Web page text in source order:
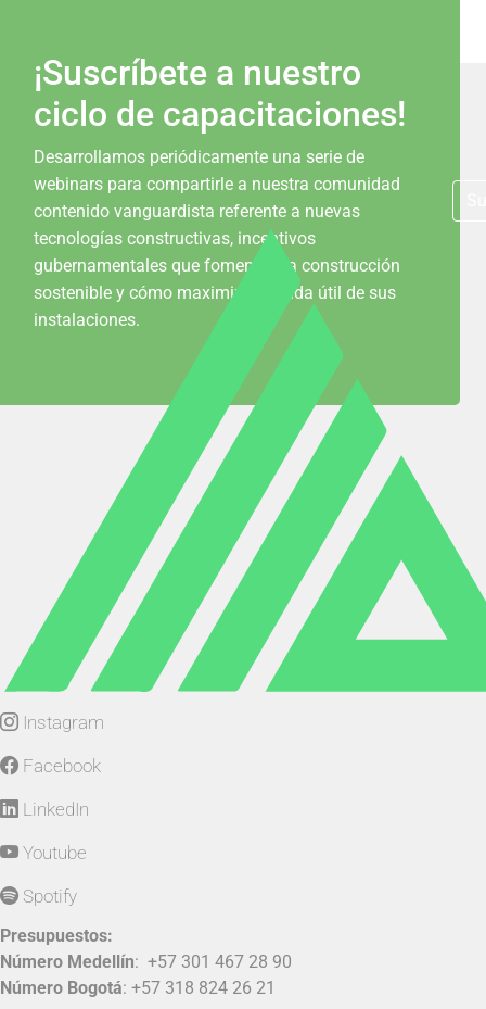
¡Suscríbete a nuestro
ciclo de capacitaciones!
Desarrollamos periódicamente una serie de
webinars para compartirle a nuestra comunidad
contenido vanguardista referente a nuevas
tecnologías constructivas, incentivos
gubernamentales que fomentan la construcción
sostenible y cómo maximizar la vida útil de sus
instalaciones.
Instagram
Facebook
LinkedIn
Youtube
Spotify
Presupuestos:
Número Medellín: +57 301 467 28 90
Número Bogotá: +57 318 824 26 21